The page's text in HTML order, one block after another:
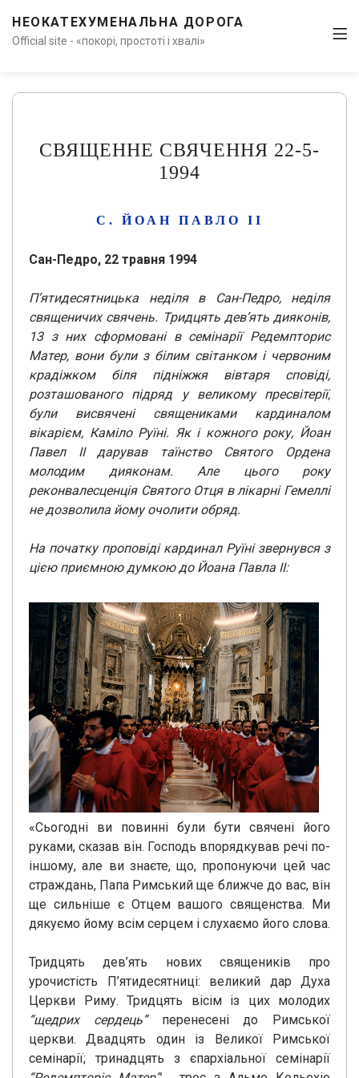
НЕОКАТЕХУМЕНАЛЬНА ДОРОГА
Official site - «покорі, простоті і хвалі»
СВЯЩЕННЕ СВЯЧЕННЯ 22-5-
1994
С. ЙОАН ПАВЛО ІІ
Сан-Педро, 22 травня 1994
П’ятидесятницька неділя в Сан-Педро, неділя
священичих свячень. Тридцять дев’ять дияконів,
13 з них сформовані в семінарії Редемпторис
Матер, вони були з білим світанком і червоним
крадіжком біля підніжжя вівтаря сповіді,
розташованого підряд у великому пресвітерії,
були висвячені священиками кардиналом
вікарієм, Каміло Руїні. Як і кожного року, Йоан
Павел II дарував таїнство Святого Ордена
молодим дияконам. Але цього року
реконвалесценція Святого Отця в лікарні Гемеллі
не дозволила йому очолити обряд.
На початку проповіді кардинал Руїні звернувся з
цією приємною думкою до Йоана Павла ІІ:
«Сьогодні ви повинні були бути свячені його
руками, сказав він. Господь впорядкував речі по-
іншому, але ви знаєте, що, пропонуючи цей час
страждань, Папа Римський ще ближче до вас, він
ще сильніше є Отцем вашого священства. Ми
дякуємо йому всім серцем і слухаємо його слова.
Тридцять дев’ять нових священиків про
урочистість П’ятидесятниці: великий дар Духа
Церкви Риму. Тридцять вісім із цих молодих
“щедрих сердець”перенесені до Римської
церкви. Двадцять один із Великої Римської
семінарії; тринадцять з єпархіальної семінарії